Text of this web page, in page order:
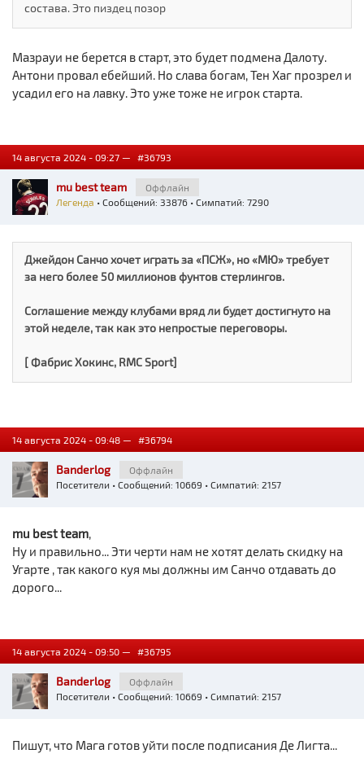
состава. Это пиздец позор
Мазрауи не берется в старт, это будет подмена Далоту.
Антони провал ебейший. Но слава богам, Тен Хаг прозрел и
усадил его на лавку. Это уже тоже не игрок старта.
14 августа 2024 - 09:27 — #36793
mu best team
Оффлайн
Легенда • Сообщений: 33876 • Симпатий: 7290
Джейдон Санчо хочет играть за «ПСЖ», но «МЮ» требует
за него более 50 миллионов фунтов стерлингов.
Соглашение между клубами вряд ли будет достигнуто на
этой неделе, так как это непростые переговоры.
[ Фабрис Хокинс, RMC Sport]
14 августа 2024 - 09:48 — #36794
Banderlog
Оффлайн
Посетители • Сообщений: 10669 • Симпатий: 2157
mu best team,
Ну и правильно... Эти черти нам не хотят делать скидку на
Угарте , так какого куя мы должны им Санчо отдавать до
дорого...
14 августа 2024 - 09:50 — #36795
Banderlog
Оффлайн
Посетители • Сообщений: 10669 • Симпатий: 2157
Пишут, что Мага готов уйти после подписания Де Лигта...